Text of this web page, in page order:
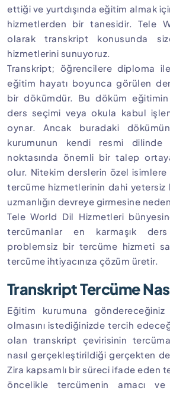
ettiği ve yurtdışında eğitim almak
hizmetlerden bir tanesidir. Tele
olarak transkript konusunda
hizmetlerini sunuyoruz.
Transkript; öğrencilere diploma
eğitim hayatı boyunca görülen
bir dökümdür. Bu döküm eğitimin
ders seçimi veya okula kabul
oynar. Ancak buradaki
kurumunun kendi resmi dilinde
noktasında önemli bir talep
olur. Nitekim derslerin özel isimlere
tercüme hizmetlerinin dahi yetersiz
uzmanlığın devreye girmesine
Tele World Dil Hizmetleri
tercümanlar en karmaşık
problemsiz bir tercüme hizmeti
tercüme ihtiyacınıza çözüm üretir.
Transkript Tercüme
Eğitim kurumuna
olmasını istediğinizde tercih
olan transkript çevirisinin
nasıl gerçekleştirildiği gerçekten
Zira kapsamlı bir süreci ifade eden
öncelikle tercümenin amacı ve